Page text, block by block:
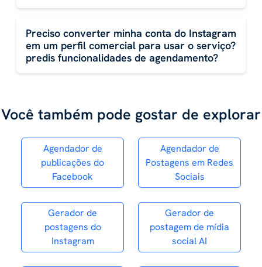
Preciso converter minha conta do Instagram
em um perfil comercial para usar o serviço?
predis funcionalidades de agendamento?
Você também pode gostar de explorar
Agendador de
publicações do
Facebook
Agendador de
Postagens em Redes
Sociais
Gerador de
postagens do
Instagram
Gerador de
postagem de mídia
social AI